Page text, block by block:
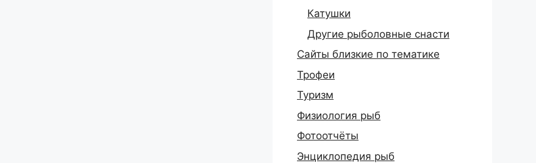
Катушки
Другие рыболовные снасти
Сайты близкие по тематике
Трофеи
Туризм
Физиология рыб
Фотоотчёты
Энциклопедия рыб